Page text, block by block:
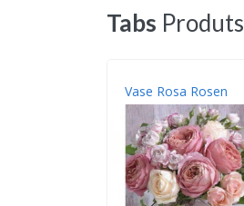
Tabs Produts
Vase Rosa Rosen